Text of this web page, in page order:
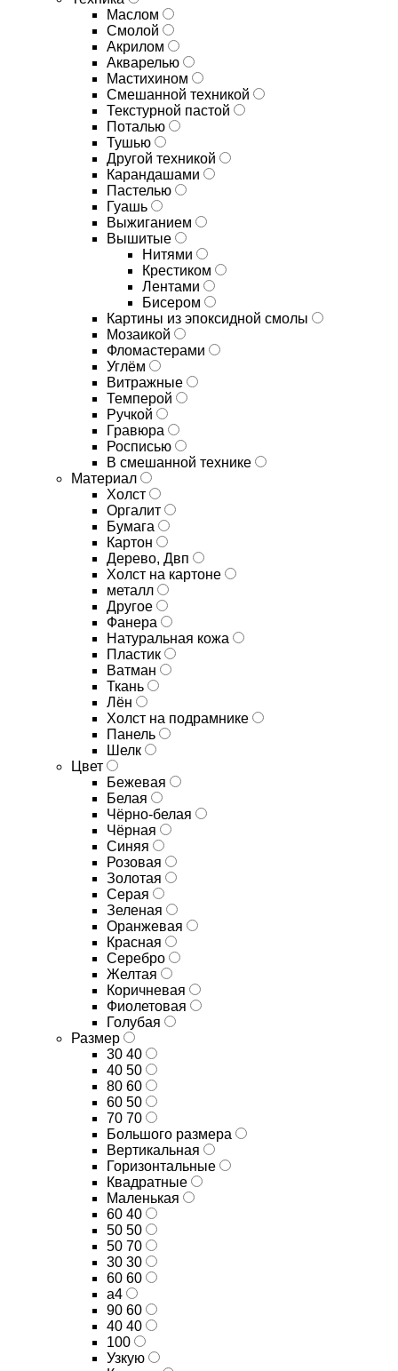
Маслом
Смолой
Акрилом
Акварелью
Мастихином
Смешанной техникой
Текстурной пастой
Поталью
Тушью
Другой техникой
Карандашами
Пастелью
Гуашь
Выжиганием
Вышитые
Нитями
Крестиком
Лентами
Бисером
Картины из эпоксидной смолы
Мозаикой
Фломастерами
Углём
Витражные
Темперой
Ручкой
Гравюра
Росписью
В смешанной технике
Материал
Холст
Оргалит
Бумага
Картон
Дерево, Двп
Холст на картоне
металл
Другое
Фанера
Натуральная кожа
Пластик
Ватман
Ткань
Лён
Холст на подрамнике
Панель
Шелк
Цвет
Бежевая
Белая
Чёрно-белая
Чёрная
Синяя
Розовая
Золотая
Серая
Зеленая
Оранжевая
Красная
Серебро
Желтая
Коричневая
Фиолетовая
Голубая
Размер
30 40
40 50
80 60
60 50
70 70
Большого размера
Вертикальная
Горизонтальные
Квадратные
Маленькая
60 40
50 50
50 70
30 30
60 60
а4
90 60
40 40
100
Узкую